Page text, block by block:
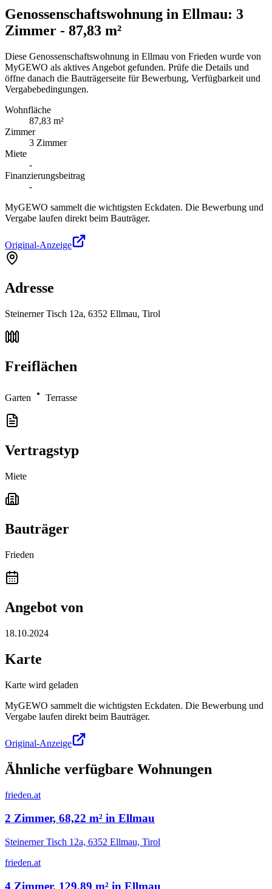
Genossenschaftswohnung in Ellmau: 3
Zimmer - 87,83 m²
Diese Genossenschaftswohnung in Ellmau von Frieden wurde von
MyGEWO als aktives Angebot gefunden. Prüfe die Details und
öffne danach die Bauträgerseite für Bewerbung, Verfügbarkeit und
Vergabebedingungen.
Wohnfläche
87,83 m²
Zimmer
3 Zimmer
Miete
-
Finanzierungsbeitrag
-
MyGEWO sammelt die wichtigsten Eckdaten. Die Bewerbung und
Vergabe laufen direkt beim Bauträger.
Original-Anzeige
Adresse
Steinerner Tisch 12a, 6352 Ellmau, Tirol
Freiflächen
Garten Terrasse
Vertragstyp
Miete
Bauträger
Frieden
Angebot von
18.10.2024
Karte
Karte wird geladen
MyGEWO sammelt die wichtigsten Eckdaten. Die Bewerbung und
Vergabe laufen direkt beim Bauträger.
Original-Anzeige
Ähnliche verfügbare Wohnungen
frieden.at
2 Zimmer, 68,22 m² in Ellmau
Steinerner Tisch 12a, 6352 Ellmau, Tirol
frieden.at
4 Zimmer, 129,89 m² in Ellmau